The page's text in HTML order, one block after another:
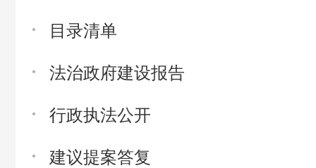
目录清单
法治政府建设报告
行政执法公开
建议提案答复